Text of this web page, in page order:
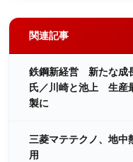
関連記事
鉄鋼新経営 新たな成
氏／川崎と池上 生産
製に
三菱マテテクノ、地
用